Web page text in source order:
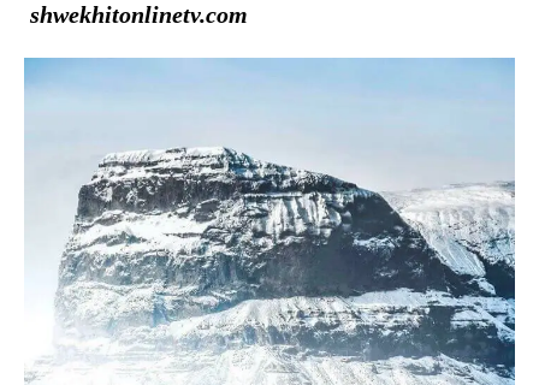
shwekhitonlinetv.com